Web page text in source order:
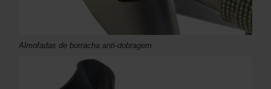
Almofadas de borracha anti-dobragem